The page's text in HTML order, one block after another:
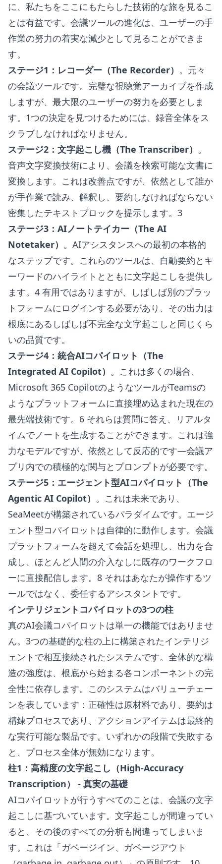
に、私たちをここにもたらした技術的な旅を見るこ
とは有益です。会議ツールの進化は、ユーザーの手
作業の努力の着実な減少として見ることができま
す。
ステージ1：レコーダー（The Recorder） 。元々
の会議ツールです。完璧な視聴覚アーカイブを作成
しますが、最大限のユーザーの努力を必要としま
す。1つの決定を見つけるためには、録音全体をス
クラブしなければなりません。
ステージ2：文字起こし機（The Transcriber） 。
音声文字変換技術により、会議を検索可能な文書に
変換します。これは改善点ですが、依然として誰か
が手作業で読み、解釈し、要約しなければならない
密集したテキストブロックを提示します。3
ステージ3：AIノートテイカー（The AI
Notetaker） 。AIアシスタンスへの最初の本格的
なステップです。これらのツールは、自動要約とキ
ーワードのハイライトとともに文字起こしを提供し
ます。4 有用ではありますが、しばしば別のプラッ
トフォームにログインする必要があり、その出力は
根底にあるしばしば不完全な文字起こしと同じくら
いの品質です。
ステージ4：統合AIコパイロット（The
Integrated AI Copilot） 。これは多くの場合、
Microsoft 365 CopilotのようなツールがTeamsの
ようなプラットフォームに直接埋め込まれた現在の
最先端技術です。6 それらは質問に答え、リアルタ
イムでノートを生成することができます。これは強
力なモデルですが、依然として反応的です—会議ア
プリ内での積極的な関与とプロンプトが必要です。
ステージ5：エージェント型AIコパイロット（The
Agentic AI Copilot） 。これは未来であり、
SeaMeetが構築されているパラダイムです。エージ
ェント型コパイロットは自律的に動作します。会議
プラットフォームを超えて会話を処理し、出力を合
成し、ほとんど人間の介入なしに既存のワークフロ
ーに直接配信します。8 それはあなたが操作するツ
ールではなく、委任するアシスタントです。
インテリジェントコパイロットの3つの柱
真のAI会議コパイロットは単一の機能ではありませ
ん。3つの基礎的な柱の上に構築されたインテリジ
ェントで相互接続されたシステムです。全体的な構
造の強度は、根底から始まる各コンポーネントの完
全性に依存します。このシステムはバリューチェー
ンを表しています：正確性は原材料であり、要約は
精錬プロセスであり、アクションアイテムは最終的
な実行可能な製品です。いずれかの段階で失敗する
と、プロセス全体が無効になります。
柱1：高精度の文字起こし（High-Accuracy
Transcription） - 真実の基礎
AIコパイロットが行うすべてのことは、会議の文字
起こしに基づいています。文字起こしが間違ってい
ると、その後のすべての分析も間違ってしまいま
す。これは「ガベージイン、ガベージアウト